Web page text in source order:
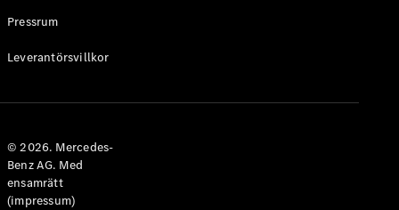
Mercedes-
Store
Pressrum
Leverantörsvillkor
© 2026. Mercedes-
Benz AG. Med
ensamrätt
(impressum)